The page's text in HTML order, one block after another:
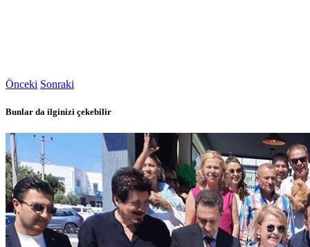
Önceki Sonraki
Bunlar da ilginizi çekebilir